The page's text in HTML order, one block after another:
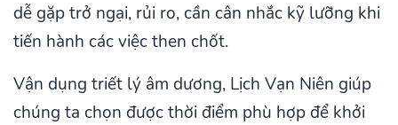
dễ gặp trở ngại, rủi ro, cần cân nhắc kỹ lưỡng khi
tiến hành các việc then chốt.
Vận dụng triết lý âm dương, Lịch Vạn Niên giúp
chúng ta chọn được thời điểm phù hợp để khởi